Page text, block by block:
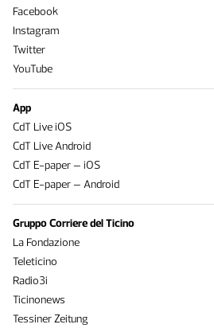
Facebook
Instagram
Twitter
YouTube
App
CdT Live iOS
CdT Live Android
CdT E-paper – iOS
CdT E-paper – Android
Gruppo Corriere del Ticino
La Fondazione
Teleticino
Radio3i
Ticinonews
Tessiner Zeitung